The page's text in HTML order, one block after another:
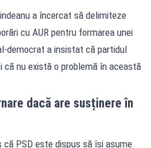
a încercat să delimiteze
cu AUR pentru formarea unei
democrat a insistat că partidul
că nu există o problemă în această
dacă are susținere în
că PSD este dispus să își asume